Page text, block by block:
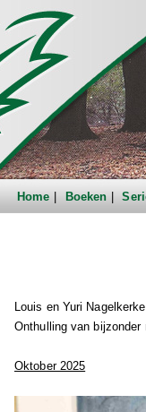
Home Boeken
Louis en Yuri
Onthulling van
Oktober 2025